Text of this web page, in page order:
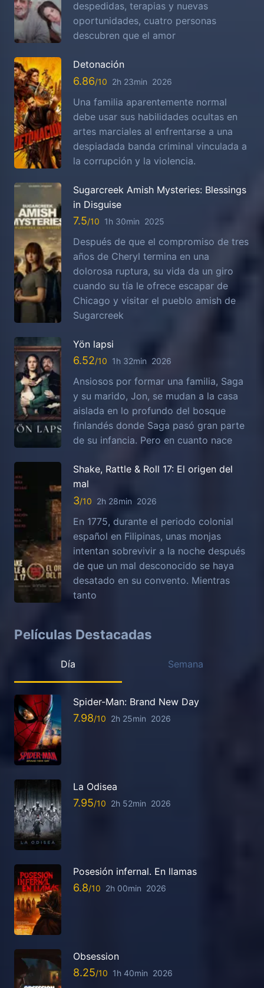
despedidas, terapias y nuevas
oportunidades, cuatro personas
descubren que el amor
Detonación
6.86 2h 23min 2026
Una familia aparentemente normal
debe usar sus habilidades ocultas en
artes marciales al enfrentarse a una
despiadada banda criminal vinculada a
la corrupción y la violencia.
Sugarcreek Amish Mysteries: Blessings
in Disguise
7.5 1h 30min 2025
Después de que el compromiso de tres
años de Cheryl termina en una
dolorosa ruptura, su vida da un giro
cuando su tía le ofrece escapar de
Chicago y visitar el pueblo amish de
Sugarcreek
Yön lapsi
6.52 1h 32min 2026
Ansiosos por formar una familia, Saga
y su marido, Jon, se mudan a la casa
aislada en lo profundo del bosque
finlandés donde Saga pasó gran parte
de su infancia. Pero en cuanto nace
Shake, Rattle & Roll 17: El origen del
mal
3 2h 28min 2026
En 1775, durante el periodo colonial
español en Filipinas, unas monjas
intentan sobrevivir a la noche después
de que un mal desconocido se haya
desatado en su convento. Mientras
tanto
Películas Destacadas
Día Semana
Spider-Man: Brand New Day
7.98 2h 25min 2026
La Odisea
7.95 2h 52min 2026
Posesión infernal. En llamas
6.8 2h 00min 2026
Obsession
8.25 1h 40min 2026